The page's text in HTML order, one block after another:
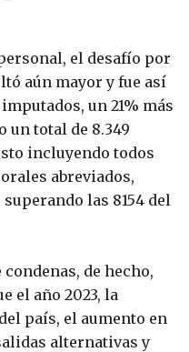
el desafío por
aún mayor y fue así
un 21% más
un total de 8.349
incluyendo todos
abreviados,
las 8154 del
de hecho,
el año 2023, la
país, el aumento en
alternativas y